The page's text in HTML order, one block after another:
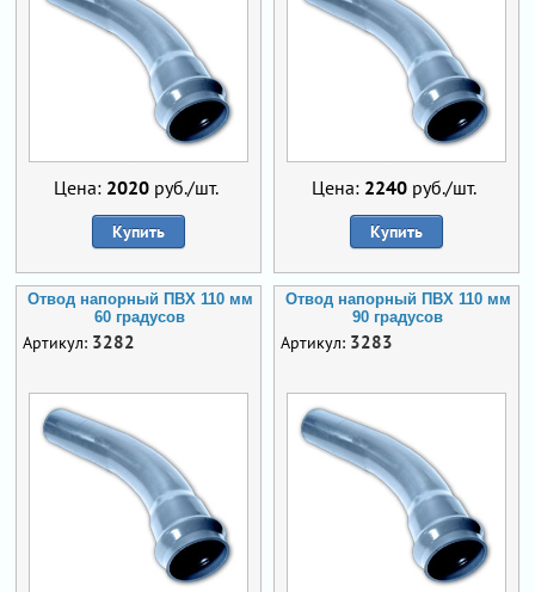
Цена: 2020руб./шт.
Купить
Цена: 2240руб./шт.
Купить
Отвод напорный ПВХ 110 мм
60 градусов
Артикул: 3282
Отвод напорный ПВХ 110 мм
90 градусов
Артикул: 3283